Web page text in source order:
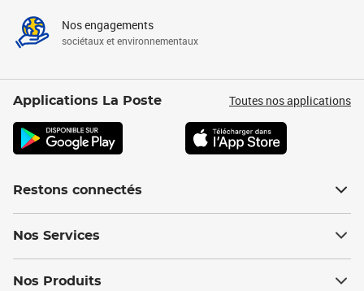
Nos engagements
sociétaux et environnementaux
Applications La Poste Toutes nos applications
Restons connectés
Nos Services
Nos Produits